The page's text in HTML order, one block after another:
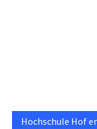
Hochschule Hof